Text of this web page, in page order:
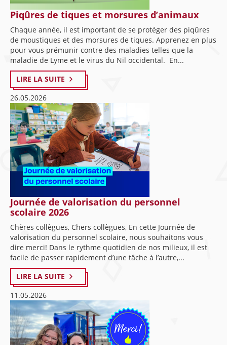
Piqûres de tiques et morsures d’animaux
Chaque année, il est important de se protéger des piqûres
de moustiques et des morsures de tiques. Apprenez en plus
pour vous prémunir contre des maladies telles que la
maladie de Lyme et le virus du Nil occidental. En...
LIRE LA SUITE
26.05.2026
Journée de valorisation du personnel
scolaire 2026
Chères collègues, Chers collègues, En cette Journée de
valorisation du personnel scolaire, nous souhaitons vous
dire merci! Dans le rythme quotidien de nos milieux, il est
facile de passer rapidement d’une tâche à l’autre,...
LIRE LA SUITE
11.05.2026